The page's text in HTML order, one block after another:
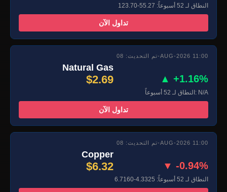
النطاق لـ 52 أسبوعاً: 55.27-123.70
تداول الآن
تم التحديث: 08-AUG-2026 11:00
Natural Gas
$2.69 ▲ +1.16%
النطاق لـ 52 أسبوعاً: N/A
تداول الآن
تم التحديث: 08-AUG-2026 11:00
Copper
$6.32 ▼ -0.94%
النطاق لـ 52 أسبوعاً: 4.3325-6.7160